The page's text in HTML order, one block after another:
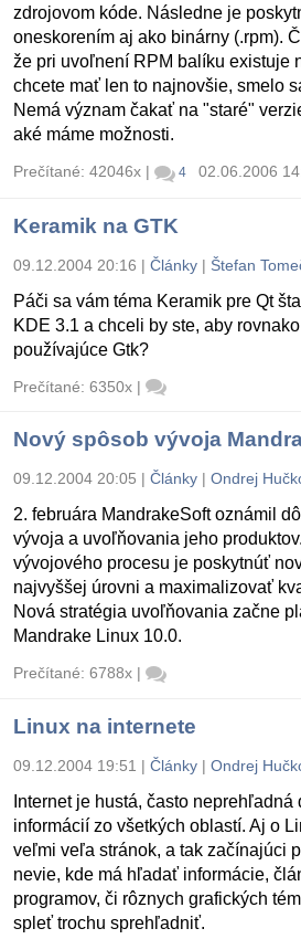
zdrojovom kóde. Následne je
oneskorením aj ako binárny (.rpm).
že pri uvoľnení RPM balíku existuje
chcete mať len to najnovšie, smelo
Nemá význam čakať na "staré"
aké máme možnosti.
Prečítané: 42046x | 4 02.06.2006
Keramik na GTK
09.12.2004 20:16 | Články | Štefan
Páči sa vám téma Keramik pre Qt
KDE 3.1 a chceli by ste, aby
používajúce Gtk?
Prečítané: 6350x |
Nový spôsob vývoja
09.12.2004 20:05 | Články | Ondrej
2. februára MandrakeSoft oznámil
vývoja a uvoľňovania jeho
vývojového procesu je poskytnúť
najvyššej úrovni a maximalizovať
Nová stratégia uvoľňovania začne
Mandrake Linux 10.0.
Prečítané: 6788x |
Linux na internete
09.12.2004 19:51 | Články | Ondrej
Internet je hustá, často
informácií zo všetkých oblastí. Aj o
veľmi veľa stránok, a tak začínajúci
nevie, kde má hľadať informácie,
programov, či rôznych grafických
spleť trochu sprehľadniť.